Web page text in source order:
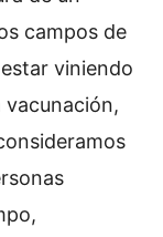
campos de
viniendo
vacunación,